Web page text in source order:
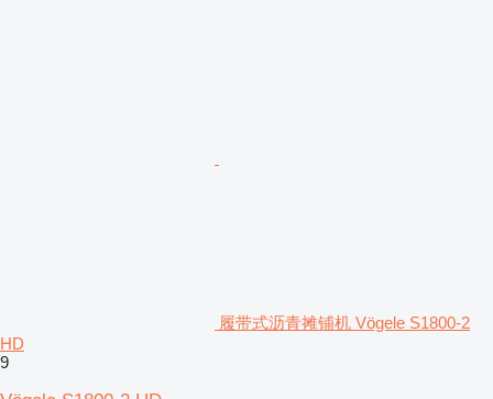
履带式沥青摊铺机 Vögele S1800-2
HD
9